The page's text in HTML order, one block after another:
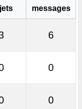
messages
6
0
0